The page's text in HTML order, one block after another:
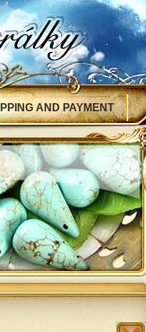
AND PAYMENT